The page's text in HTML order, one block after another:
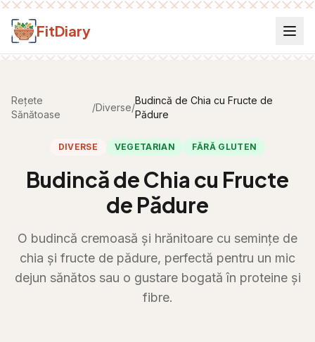
Salt la conținut
FitDiary
Rețete
Sănătoase
/Diverse/
Budincă de Chia cu Fructe de
Pădure
DIVERSE VEGETARIAN FĂRĂ GLUTEN
Budincă de Chia cu Fructe
de Pădure
O budincă cremoasă și hrănitoare cu semințe de
chia și fructe de pădure, perfectă pentru un mic
dejun sănătos sau o gustare bogată în proteine și
fibre.